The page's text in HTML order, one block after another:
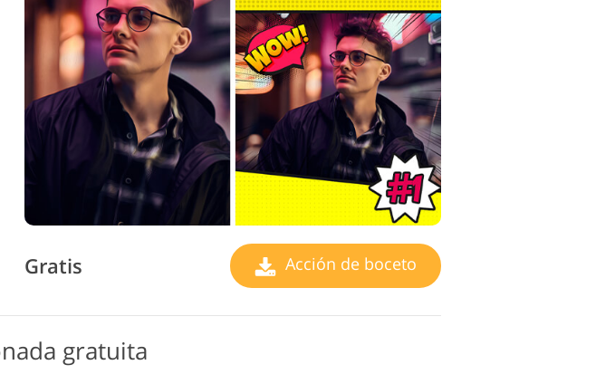
Gratis Acción de boceto
gratuita